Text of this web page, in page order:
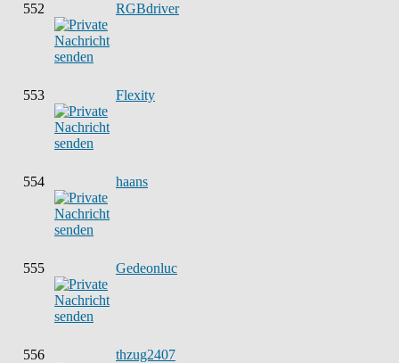
552 RGBdriver
553 Flexity
554 haans
555 Gedeonluc
556 thzug2407